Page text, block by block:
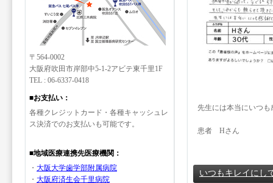
先生には本当にいつ
患者 Hさん
いつもキレイにし
〒564-0002
大阪府吹田市岸部中5-1-2アビテ東千里1F
TEL : 06-6337-0418
■お支払い：
各種クレジットカード・各種キャッシュレ
ス決済でのお支払いも可能です。
■地域医療連携先医療機関：
・ 大阪大学歯学部附属病院
・ 大阪府済生会千里病院